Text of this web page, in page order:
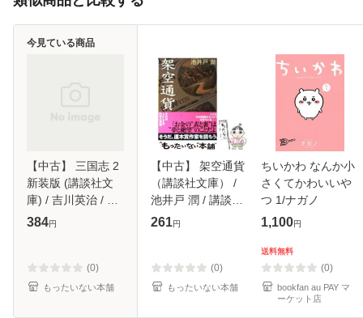
【中古】 三国志 2
新装版 (講談社文
庫) / 吉川英治 / 講
談社 [文庫]【メー
384円
(0)
もったいない本舗
今見ている商品
【中古】 架空通貨
（講談社文庫） /
池井戸 潤 / 講談社
[文庫]【メール便送
261円
(0)
もったいない本舗
ちいかわ なんか小
さくてかわいいや
つ 1/ナガノ
1,100円
送料無料
(0)
bookfan au PAY マ
ーケット店